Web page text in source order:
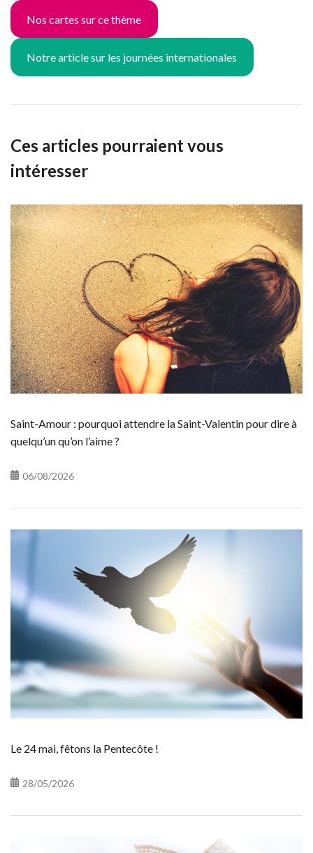
Nos cartes sur ce thème
Notre article sur les journées internationales
Ces articles pourraient vous
intéresser
Saint-Amour : pourquoi attendre la Saint-Valentin pour dire à
quelqu’un qu’on l’aime ?
06/08/2026
Le 24 mai, fêtons la Pentecôte !
28/05/2026